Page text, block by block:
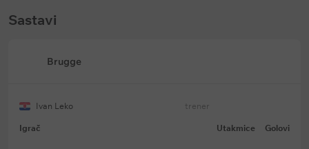
Sastavi
Brugge
Ivan Leko trener
Igrač Utakmice Golovi